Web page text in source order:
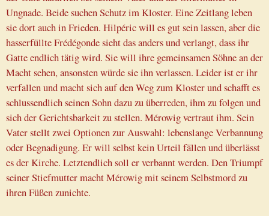
Ungnade. Beide suchen Schutz im Kloster. Eine Zeitlang leben
sie dort auch in Frieden. Hilpéric will es gut sein lassen, aber die
hasserfüllte Frédégonde sieht das anders und verlangt, dass ihr
Gatte endlich tätig wird. Sie will ihre gemeinsamen Söhne an der
Macht sehen, ansonsten würde sie ihn verlassen. Leider ist er ihr
verfallen und macht sich auf den Weg zum Kloster und schafft es
schlussendlich seinen Sohn dazu zu überreden, ihm zu folgen und
sich der Gerichtsbarkeit zu stellen. Mérowig vertraut ihm. Sein
Vater stellt zwei Optionen zur Auswahl: lebenslange Verbannung
oder Begnadigung. Er will selbst kein Urteil fällen und überlässt
es der Kirche. Letztendlich soll er verbannt werden. Den Triumpf
seiner Stiefmutter macht Mérowig mit seinem Selbstmord zu
ihren Füßen zunichte.